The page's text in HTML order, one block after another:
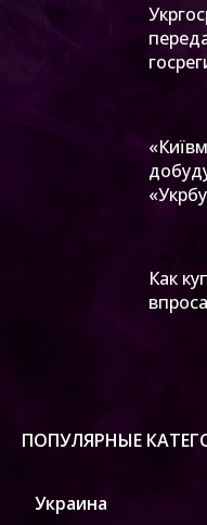
Как
ПОПУЛЯРНЫЕ
Украина